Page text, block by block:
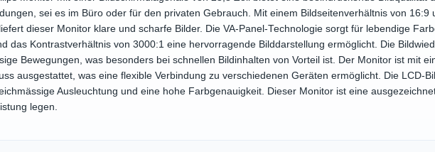
sei es im Büro oder für den privaten Gebrauch. Mit einem Bildseitenverhältnis von 16:9
dieser Monitor klare und scharfe Bilder. Die VA-Panel-Technologie sorgt für lebendige
das Kontrastverhältnis von 3000:1 eine hervorragende Bilddarstellung ermöglicht. Die
Bewegungen, was besonders bei schnellen Bildinhalten von Vorteil ist. Der Monitor ist mit
ausgestattet, was eine flexible Verbindung zu verschiedenen Geräten ermöglicht. Die LCD-
Ausleuchtung und eine hohe Farbgenauigkeit. Dieser Monitor ist eine
legen.